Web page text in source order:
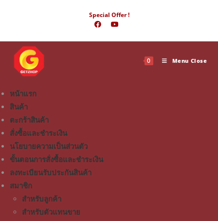
Special Offer !
0 Menu Close
หน้าแรก
สินค้า
ตะกร้าสินค้า
สั่งซื้อและชำระเงิน
นโยบายความเป็นส่วนตัว
ขั้นตอนการสั่งซื้อและชำระเงิน
ลงทะเบียนรับประกันสินค้า
สมาชิก
สำหรับลูกค้า
สำหรับตัวแทนขาย